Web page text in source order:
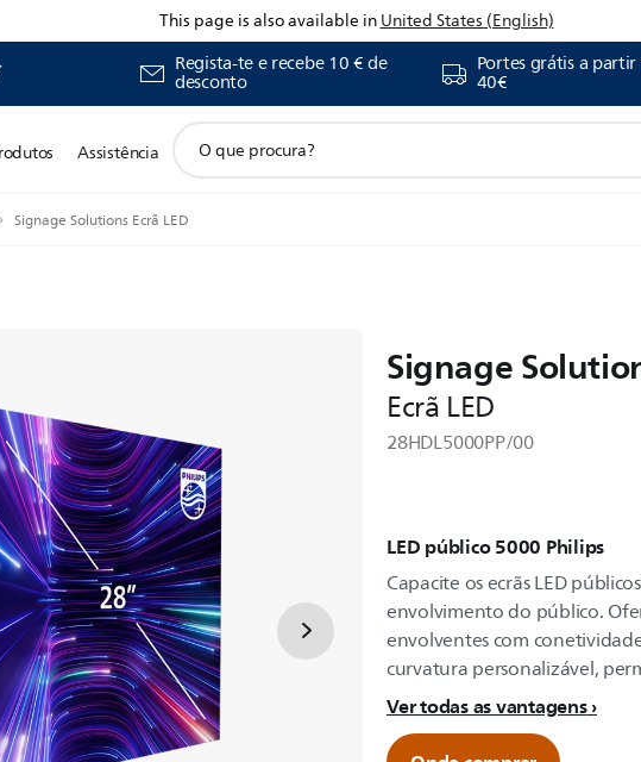
This page is also available inUnited States (English)
Regista-te e recebe 10 € de
desconto
Portes grátis a
40€
Assistência
de
Signage Solutions Ecrã LED
Signage
Ecrã LED
28HDL5000PP/00
LED público 5000 Philips
Capacite os ecrãs LED
envolvimento do público.
envolventes com
curvatura personalizável,
Ver todas as vantagens